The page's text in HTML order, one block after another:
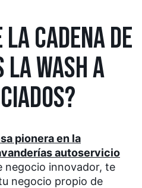
LA CADENA DE
LA WASH A
pionera en la
autoservicio
negocio innovador, te
negocio propio de